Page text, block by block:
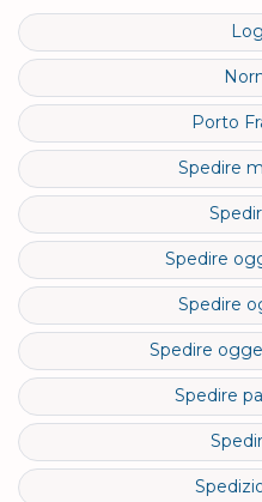
Porto
Spedire
Spedire
Spedire
Spedire
Spedire